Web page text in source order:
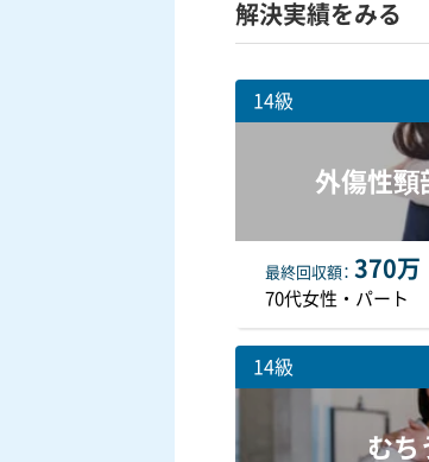
解決実績をみる
14級
外傷性頸
最終回収額 370万
70代女性・パート
14級
むち